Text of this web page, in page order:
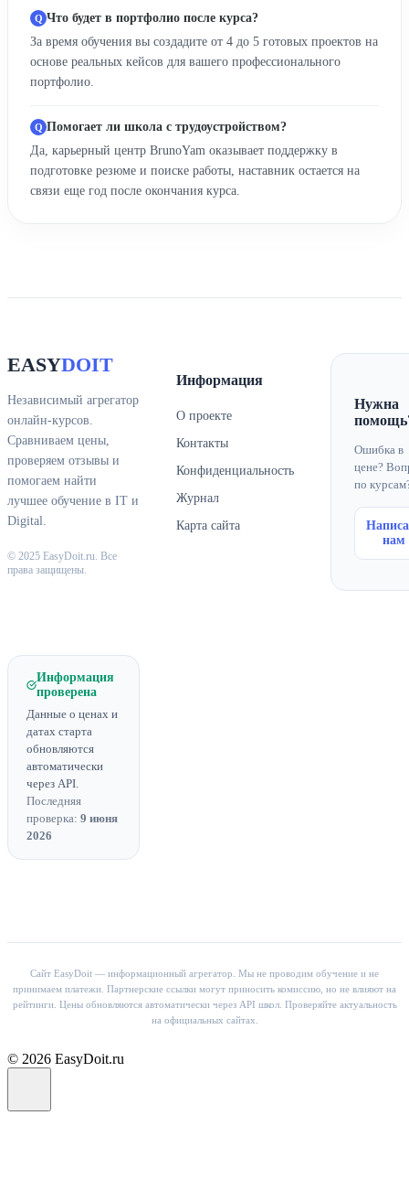
Что будет в портфолио после курса?
За время обучения вы создадите от 4 до 5 готовых проектов на
основе реальных кейсов для вашего профессионального
портфолио.
Помогает ли школа с трудоустройством?
Да, карьерный центр BrunoYam оказывает поддержку в
подготовке резюме и поиске работы, наставник остается на
связи еще год после окончания курса.
EASYDOIT
Независимый агрегатор
онлайн-курсов.
Сравниваем цены,
проверяем отзывы и
помогаем найти
лучшее обучение в IT и
Digital.
© 2025 EasyDoit.ru. Все
права защищены.
Информация
О проекте
Контакты
Конфиденциальность
Журнал
Карта сайта
Нужна
Ошибка в
цене?
по
нам
Информация
проверена
Данные о ценах и
датах старта
обновляются
автоматически
через API.
Последняя
проверка: 9 июня
2026
Сайт EasyDoit — информационный агрегатор. Мы не проводим обучение и не
принимаем платежи. Партнерские ссылки могут приносить комиссию, но не влияют на
рейтинги. Цены обновляются автоматически через API школ. Проверяйте актуальность
на официальных сайтах.
© 2026 EasyDoit.ru